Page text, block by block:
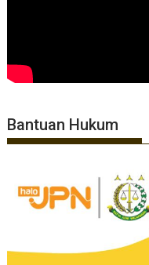
Bantuan Hukum